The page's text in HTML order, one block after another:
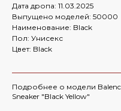
Дата дропа: 11.03.2025
Выпущено моделей: 50000
Наименование: Black
Пол: Унисекс
Цвет: Black
Подробнее о модели
Sneaker "Black Yellow"